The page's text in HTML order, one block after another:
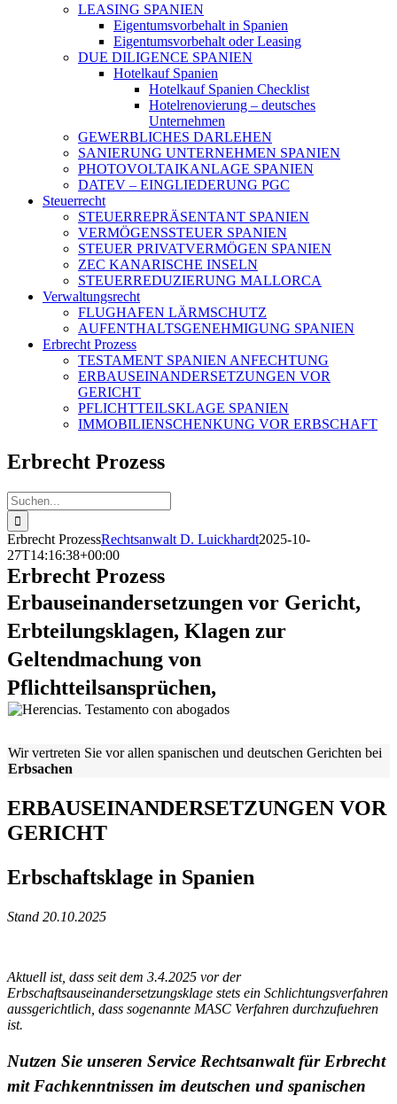
LEASING SPANIEN
Eigentumsvorbehalt in Spanien
Eigentumsvorbehalt oder Leasing
DUE DILIGENCE SPANIEN
Hotelkauf Spanien
Hotelkauf Spanien Checklist
Hotelrenovierung – deutsches
Unternehmen
GEWERBLICHES DARLEHEN
SANIERUNG UNTERNEHMEN SPANIEN
PHOTOVOLTAIKANLAGE SPANIEN
DATEV – EINGLIEDERUNG PGC
Steuerrecht
STEUERREPRÄSENTANT SPANIEN
VERMÖGENSSTEUER SPANIEN
STEUER PRIVATVERMÖGEN SPANIEN
ZEC KANARISCHE INSELN
STEUERREDUZIERUNG MALLORCA
Verwaltungsrecht
FLUGHAFEN LÄRMSCHUTZ
AUFENTHALTSGENEHMIGUNG SPANIEN
Erbrecht Prozess
TESTAMENT SPANIEN ANFECHTUNG
ERBAUSEINANDERSETZUNGEN VOR
GERICHT
PFLICHTTEILSKLAGE SPANIEN
IMMOBILIENSCHENKUNG VOR ERBSCHAFT
Erbrecht Prozess
Suche
nach:
Erbrecht ProzessRechtsanwalt D. Luickhardt2025-10-
27T14:16:38+00:00
Erbrecht Prozess
Erbauseinandersetzungen vor Gericht,
Erbteilungsklagen, Klagen zur
Geltendmachung von
Pflichtteilsansprüchen,
Wir vertreten Sie vor allen spanischen und deutschen Gerichten bei
Erbsachen
ERBAUSEINANDERSETZUNGEN VOR
GERICHT
Erbschaftsklage in Spanien
Stand 20.10.2025
Aktuell ist, dass seit dem 3.4.2025 vor der
Erbschaftsauseinandersetzungsklage stets ein Schlichtungsverfahren
aussgerichtlich, dass sogenannte MASC Verfahren durchzufuehren
ist.
Nutzen Sie unseren Service Rechtsanwalt für Erbrecht
mit Fachkenntnissen im deutschen und spanischen